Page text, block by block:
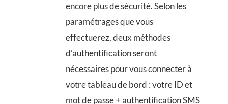
encore plus de sécurité. Selon les
paramétrages que vous
effectuerez, deux méthodes
d’authentification seront
nécessaires pour vous connecter à
votre tableau de bord : votre ID et
mot de passe + authentification SMS